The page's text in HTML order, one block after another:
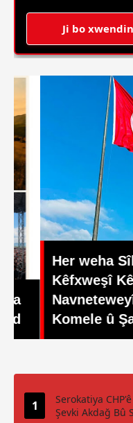
Ji bo
Her weha
Kêfxweşî Kêm
Navneteweyî
Komele û
Serokatiya
Şevki Akdağ Bû